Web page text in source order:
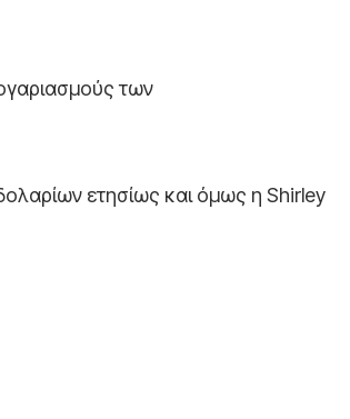
των
ετησίως και όμως η Shirley